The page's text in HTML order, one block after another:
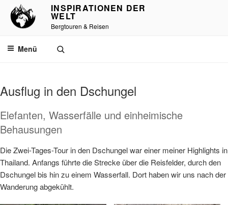
Zum
Inhalt
springen
INSPIRATIONEN DER
WELT
Bergtouren & Reisen
Menü
Ausflug in den Dschungel
Elefanten, Wasserfälle und einheimische
Behausungen
Die Zwei-Tages-Tour in den Dschungel war einer meiner Highlights in
Thailand. Anfangs führte die Strecke über die Reisfelder, durch den
Dschungel bis hin zu einem Wasserfall. Dort haben wir uns nach der
Wanderung abgekühlt.